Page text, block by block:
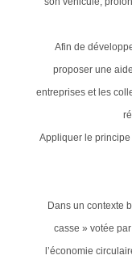
Afin de
proposer une
entreprises et les
Appliquer le
Dans un contexte
casse » votée
l’économie